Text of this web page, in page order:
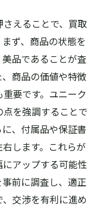
えることで、買取
ず、商品の状態を
品であることが査
商品の価値や特徴
要です。ユニーク
を強調することで
、付属品や保証書
します。これらが
アップする可能性
前に調査し、適正
交渉を有利に進め